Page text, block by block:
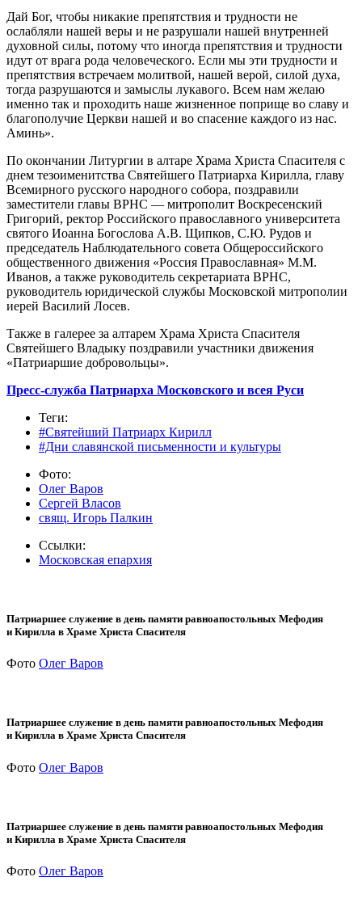
Дай Бог, чтобы никакие препятствия и трудности не
ослабляли нашей веры и не разрушали нашей внутренней
духовной силы, потому что иногда препятствия и трудности
идут от врага рода человеческого. Если мы эти трудности и
препятствия встречаем молитвой, нашей верой, силой духа,
тогда разрушаются и замыслы лукавого. Всем нам желаю
именно так и проходить наше жизненное поприще во славу и
благополучие Церкви нашей и во спасение каждого из нас.
Аминь».
По окончании Литургии в алтаре Храма Христа Спасителя с
днем тезоименитства Святейшего Патриарха Кирилла, главу
Всемирного русского народного собора, поздравили
заместители главы ВРНС — митрополит Воскресенский
Григорий, ректор Российского православного университета
святого Иоанна Богослова А.В. Щипков, С.Ю. Рудов и
председатель Наблюдательного совета Общероссийского
общественного движения «Россия Православная» М.М.
Иванов, а также руководитель секретариата ВРНС,
руководитель юридической службы Московской митрополии
иерей Василий Лосев.
Также в галерее за алтарем Храма Христа Спасителя
Святейшего Владыку поздравили участники движения
«Патриаршие добровольцы».
Пресс-служба Патриарха Московского и всея Руси
Теги:
#Святейший Патриарх Кирилл
#Дни славянской письменности и культуры
Фото:
Олег Варов
Сергей Власов
свящ. Игорь Палкин
Ссылки:
Московская епархия
Патриаршее служение в день памяти равноапостольных Мефодия
и Кирилла в Храме Христа Спасителя
Фото Олег Варов
Патриаршее служение в день памяти равноапостольных Мефодия
и Кирилла в Храме Христа Спасителя
Фото Олег Варов
Патриаршее служение в день памяти равноапостольных Мефодия
и Кирилла в Храме Христа Спасителя
Фото Олег Варов